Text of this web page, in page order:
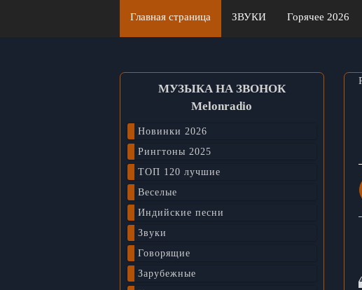
Главная страница ЗВУКИ Горячее 2026
МУЗЫКА НА ЗВОНОК
Melonradio
Новинки 2026
Рингтоны 2025
ТОП 120 лучшие
Веселые
Индийские песни
Звуки
Говорящие
Зарубежные